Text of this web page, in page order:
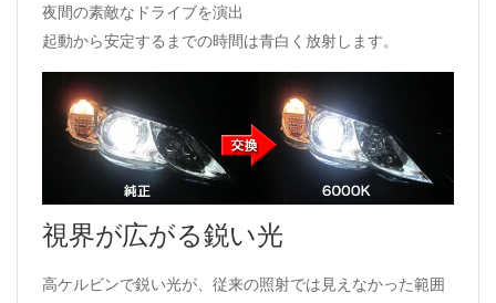
夜間の素敵なドライブを演出
起動から安定するまでの時間は青白く放射します。
視界が広がる鋭い光
高ケルビンで鋭い光が、従来の照射では見えなかった範囲